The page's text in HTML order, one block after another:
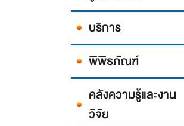
บริการ
พิพิธภัณฑ์
คลังความรู้และงาน
วิจัย